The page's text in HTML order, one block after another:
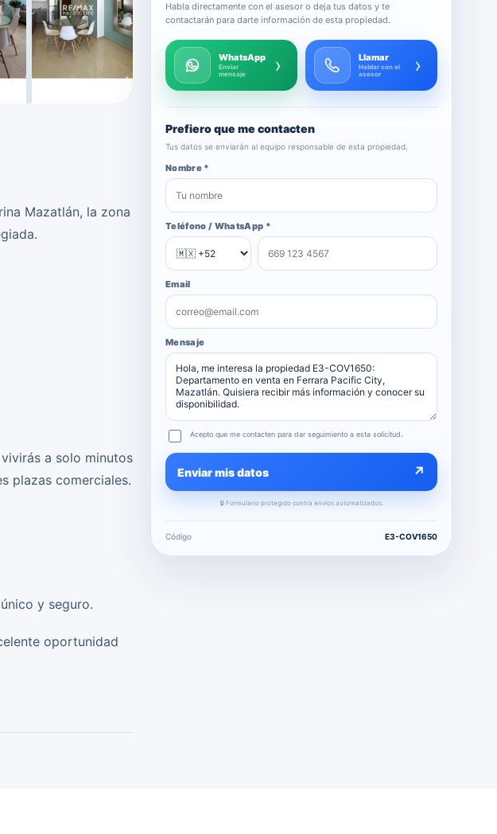
Mazatlán, la zona
a solo minutos
plazas comerciales.
y seguro.
oportunidad
Habla directamente con el asesor o deja tus datos y te
contactarán para darte información de esta propiedad.
WhatsApp
Enviar
mensaje
› Llamar
Hablar con el
asesor
›
Prefiero que me contacten
Tus datos se enviarán al equipo responsable de esta propiedad.
Nombre *
Teléfono / WhatsApp *
Email
Mensaje
Acepto que me contacten para dar seguimiento a esta solicitud.
Enviar mis datos ↗
🔒 Formulario protegido contra envíos automatizados.
Código E3-COV1650